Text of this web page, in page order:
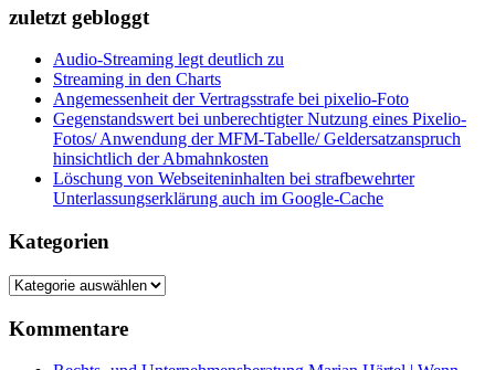
zuletzt gebloggt
Audio-Streaming legt deutlich zu
Streaming in den Charts
Angemessenheit der Vertragsstrafe bei pixelio-Foto
Gegenstandswert bei unberechtigter Nutzung eines Pixelio-
Fotos/ Anwendung der MFM-Tabelle/ Geldersatzanspruch
hinsichtlich der Abmahnkosten
Löschung von Webseiteninhalten bei strafbewehrter
Unterlassungserklärung auch im Google-Cache
Kategorien
Kategorien
Kommentare